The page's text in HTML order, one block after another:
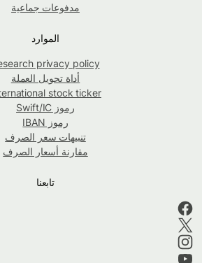
مدفوعات جماعية
الموارد
Research privacy policy
أداة تحويل العملة
International stock ticker
رموز Swift/IC
رموز IBAN
تنبيهات سعر الصرف
مقارنة أسعار الصرف
تابعنا